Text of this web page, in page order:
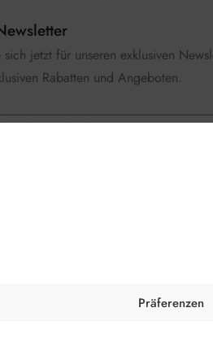
Präferenzen
jetzt für unseren exklusiven
Rabatten und Angeboten.